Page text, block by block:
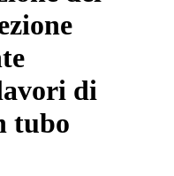
di
tubo